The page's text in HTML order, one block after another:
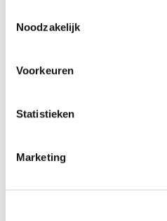
Noodzakelijk
Voorkeuren
Statistieken
Marketing